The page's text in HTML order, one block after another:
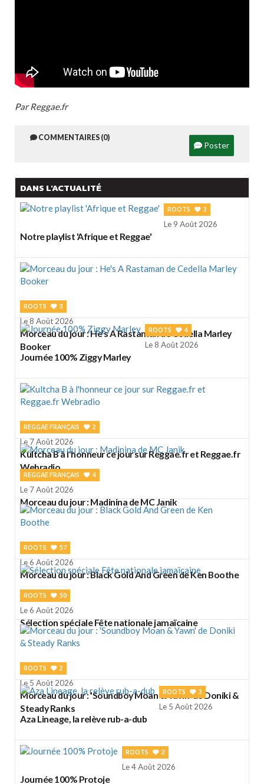
Par Reggae.fr
COMMENTAIRES (0)
Poster
DANS L'ACTUALITÉ
ROOTS 3
Le 9 Août 2026
Notre playlist 'Afrique et Reggae'
ROOTS 3
Le 8 Août 2026
Morceau du jour : He's A Rastaman de Cedella Marley
Booker
ROOTS 4
Le 8 Août 2026
Journée 100% Ziggy Marley
REGGAE FRANÇAIS 2
Le 7 Août 2026
Kultcha B à l'honneur ce jour sur Reggae.fr et Reggae.fr
Webradio
REGGAE FRANÇAIS 4
Le 7 Août 2026
Morceau du jour : Madinina de MC Janik
ROOTS 57
Le 6 Août 2026
Morceau du jour : Black Gold And Green de Ken Boothe
ROOTS 50
Le 6 Août 2026
Sélection spéciale Fête nationale jamaïcaine
ROOTS 2
Le 5 Août 2026
Morceau du jour : 'Soundboy Moan & Yawn' de Doniki &
Steady Ranks
ROOTS 3
Le 5 Août 2026
Aza Lineage, la relève rub-a-dub
ROOTS 2
Le 4 Août 2026
Journée 100% Protoje